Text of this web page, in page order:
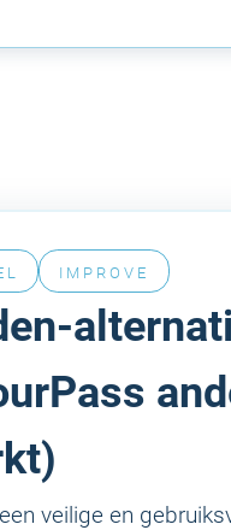
IMPROVE
veilige en